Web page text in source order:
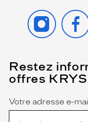
INSTAGRAM
Restez
offres KRYS
Name
Votre adresse e-
(Ce
champ
est
obligatoire)